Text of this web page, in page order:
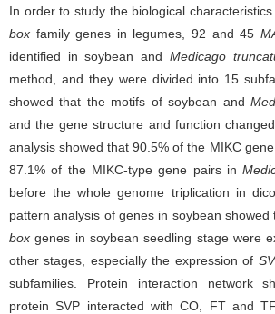
In order to study the biological
box family genes in legumes, 92 and 45
identified in soybean and Medicago
method, and they were divided into 15
showed that the motifs of soybean and
and the gene structure and function
analysis showed that 90.5% of the MIKC
87.1% of the MIKC-type gene pairs in
before the whole genome triplication in
pattern analysis of genes in soybean showed
box genes in soybean seedling stage were
other stages, especially the expression of
subfamilies. Protein interaction network
protein SVP interacted with CO, FT and